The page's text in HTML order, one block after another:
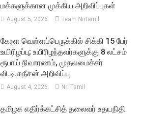
மக்களுக்கான முக்கிய அறிவிப்புகள்
August 5, 2026 Team Nritamil
கேரள வெள்ளப்பெருக்கில் சிக்கி 15 பேர்
உயிரிழப்பு; உயிரிழந்தவர்களுக்கு 8 லட்சம்
ரூபாய் நிவாரணம், முதலமைச்சர்
வி.டி.சதீசன் அறிவிப்பு
August 4, 2026 Nri Tamil
தமிழக எதிர்க்கட்சித் தலைவர் உதயநிதி